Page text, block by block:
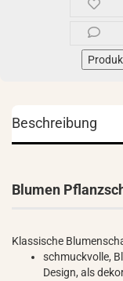
Beschreibung
Blumen
Klassische
schmuckvolle,
Design, als